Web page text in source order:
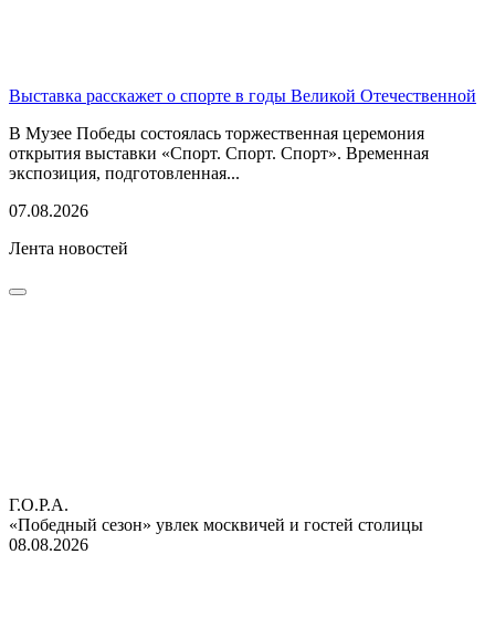
Выставка расскажет о спорте в годы Великой Отечественной
В Музее Победы состоялась торжественная церемония
открытия выставки «Спорт. Спорт. Спорт». Временная
экспозиция, подготовленная...
07.08.2026
Лента новостей
Г.О.Р.А.
«Победный сезон» увлек москвичей и гостей столицы
08.08.2026